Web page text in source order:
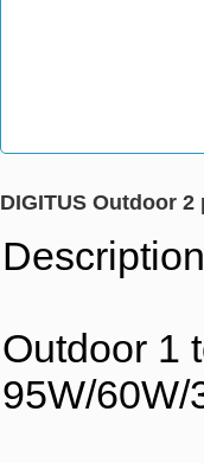
DIGITUS Outdoor 2
Description
Outdoor 1
95W/60W/